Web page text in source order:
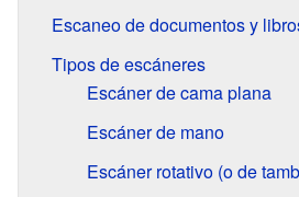
Escaneo de documentos y
Tipos de escáneres
Escáner de cama plana
Escáner de mano
Escáner rotativo (o de